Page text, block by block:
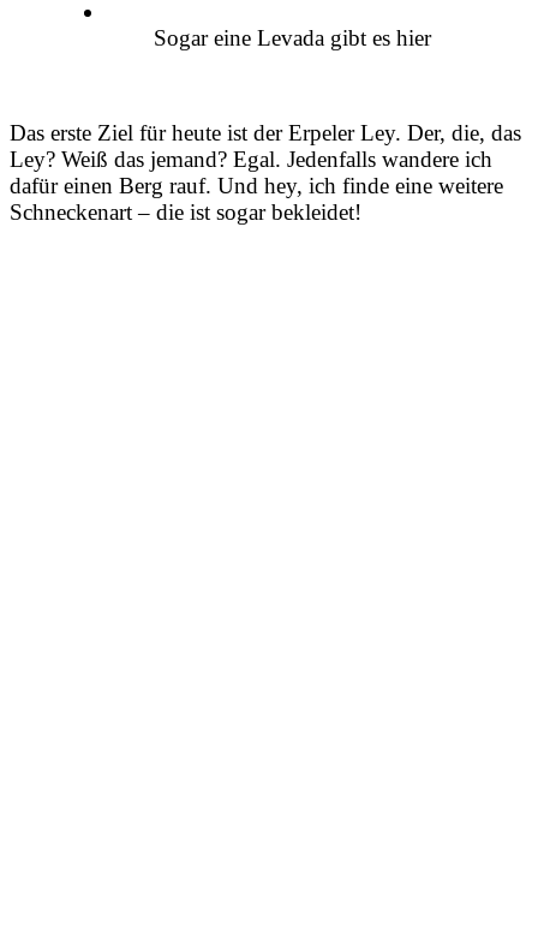
Sogar eine Levada gibt es hier
Das erste Ziel für heute ist der Erpeler Ley. Der, die, das
Ley? Weiß das jemand? Egal. Jedenfalls wandere ich
dafür einen Berg rauf. Und hey, ich finde eine weitere
Schneckenart – die ist sogar bekleidet!